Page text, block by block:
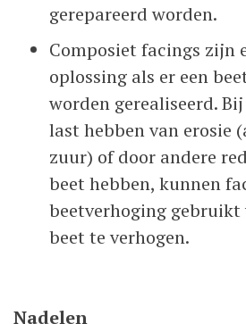
gerepareerd worden.
Composiet facings zijn
oplossing als er een
worden gerealiseerd.
last hebben van erosie
zuur) of door andere
beet hebben, kunnen
beetverhoging gebruikt
beet te verhogen.
Nadelen